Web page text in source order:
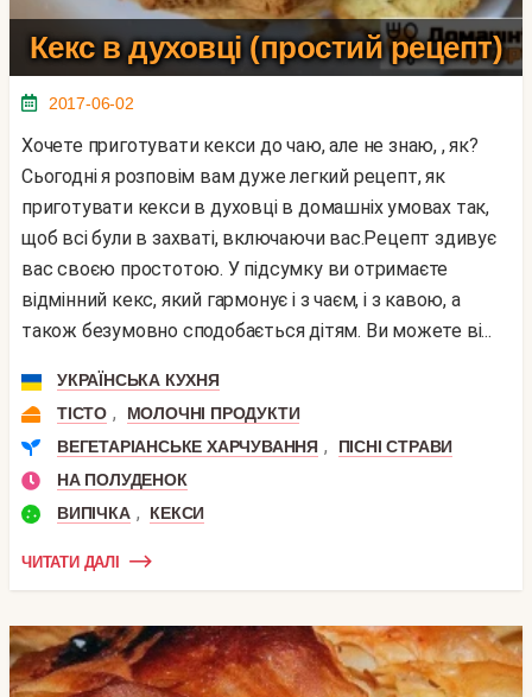
Кекс в духовці (простий рецепт)
2017-06-02
Хочете приготувати кекси до чаю, але не знаю, , як?
Сьогодні я розповім вам дуже легкий рецепт, як
приготувати кекси в духовці в домашніх умовах так,
щоб всі були в захваті, включаючи вас.Рецепт здивує
вас своєю простотою. У підсумку ви отримаєте
відмінний кекс, який гармонує і з чаєм, і з кавою, а
також безумовно сподобається дітям. Ви можете ві...
УКРАЇНСЬКА КУХНЯ
ТІСТО ,
МОЛОЧНІ ПРОДУКТИ
ВЕГЕТАРІАНСЬКЕ ХАРЧУВАННЯ ,
ПІСНІ СТРАВИ
НА ПОЛУДЕНОК
ВИПІЧКА , КЕКСИ
ЧИТАТИ ДАЛІ